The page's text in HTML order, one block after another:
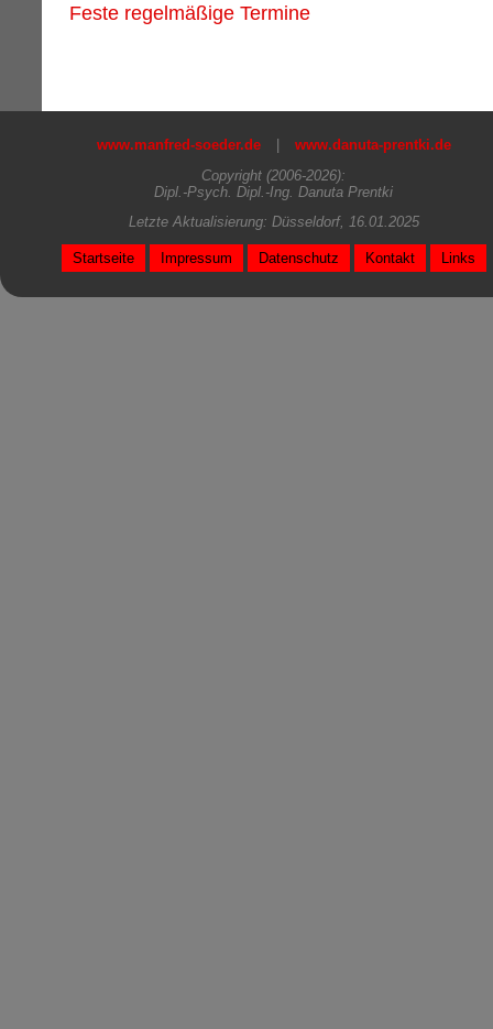
Feste regelmäßige Termine
www.manfred-soeder.de
www.danuta-prentki.de
Copyright (2006-2026):
Dipl.-Psych. Dipl.-Ing. Danuta Prentki
Letzte Aktualisierung: Düsseldorf, 16.01.2025
Startseite Impressum Datenschutz Kontakt Links